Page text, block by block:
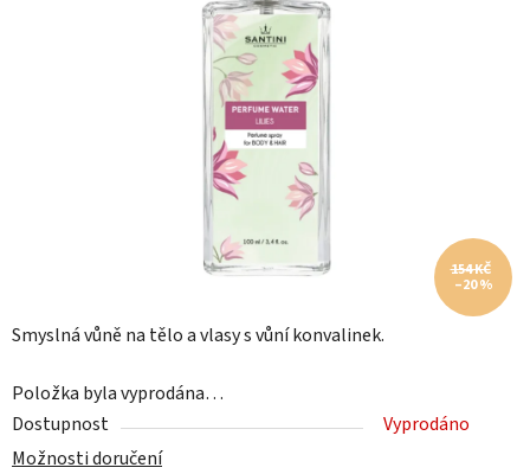
Smyslná vůně na tělo a vlasy s vůní konvalinek.
Položka byla vyprodána…
Dostupnost
Vyprodáno
Možnosti doručení
154 KČ
–20 %